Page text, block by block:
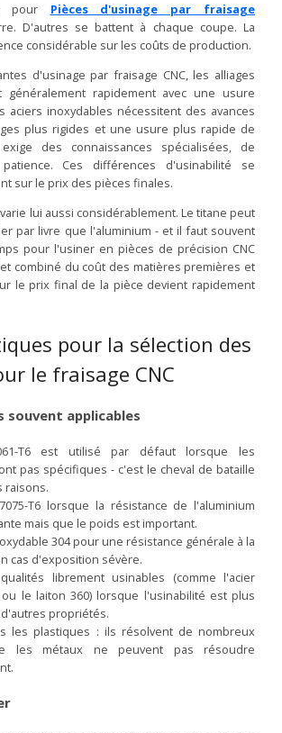
pour Pièces d'usinage par fraisage
D'autres se battent à chaque coupe. La
considérable sur les coûts de production.
d'usinage par fraisage CNC, les alliages
généralement rapidement avec une usure
aciers inoxydables nécessitent des avances
plus rigides et une usure plus rapide de
des connaissances spécialisées, de
Ces différences d'usinabilité se
sur le prix des pièces finales.
lui aussi considérablement. Le titane peut
par livre que l'aluminium - et il faut souvent
pour l'usiner en pièces de précision CNC
combiné du coût des matières premières et
le prix final de la pièce devient rapidement
pour la sélection des
le fraisage CNC
souvent applicables
T6 est utilisé par défaut lorsque les
pas spécifiques - c'est le cheval de bataille
raisons.
T6 lorsque la résistance de l'aluminium
mais que le poids est important.
304 pour une résistance générale à la
cas d'exposition sévère.
librement usinables (comme l'acier
ou le laiton 360) lorsque l'usinabilité est plus
propriétés.
les plastiques : ils résolvent de nombreux
les métaux ne peuvent pas résoudre